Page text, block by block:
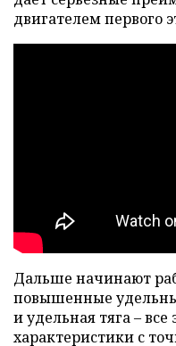
двигателем первого
Дальше начинают
повышенные
и удельная тяга –
характеристики с